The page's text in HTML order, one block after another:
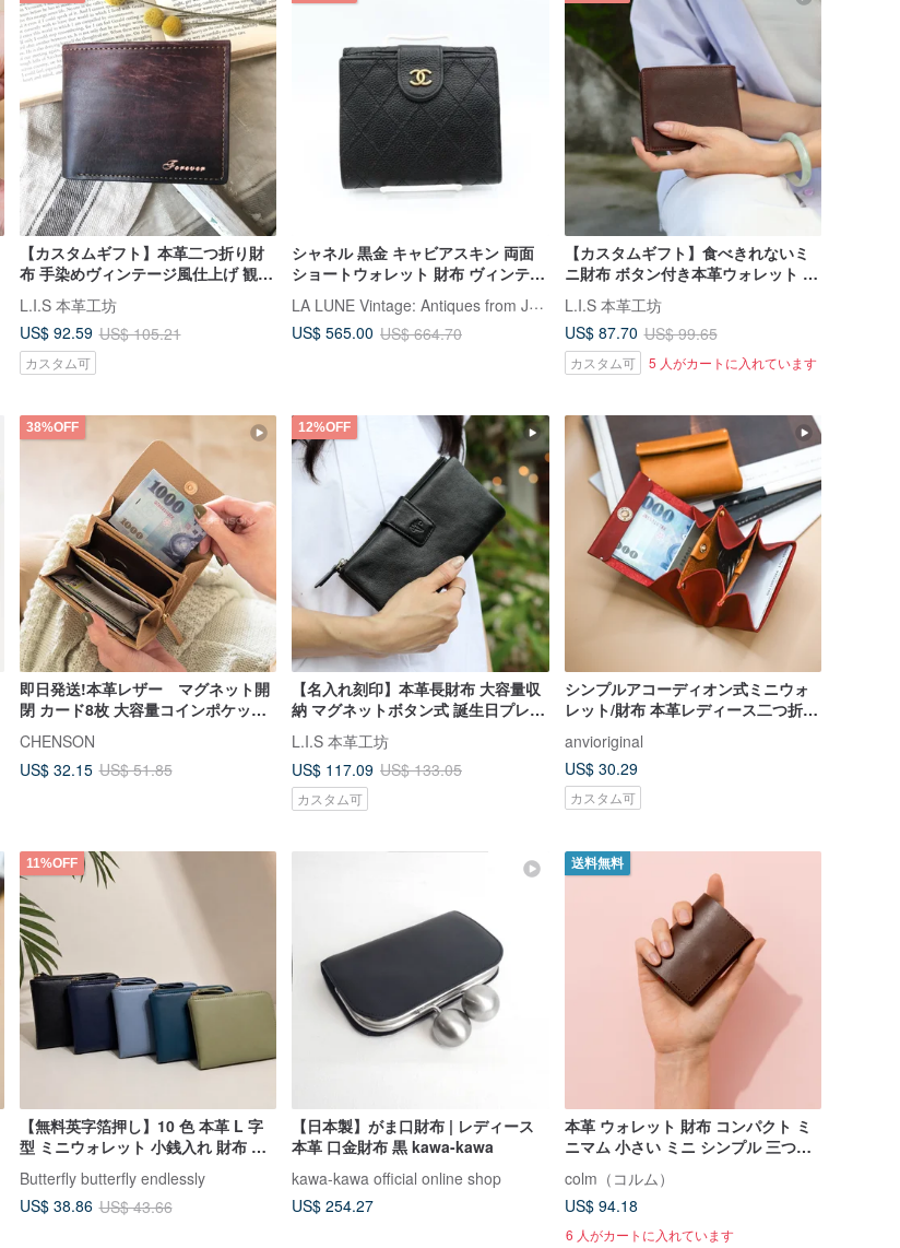
【カスタムギフト】本革二つ折り財
布 手染めヴィンテージ風仕上げ 観音
開きデザイン 父の日ギフト
L.I.S 本革工坊
US$ 92.59 US$ 105.21
カスタム可
シャネル 黒金 キャビアスキン 両面
ショートウォレット 財布 ヴィンテー
ジバッグ アンティークバッグ セカン
ドバッグ
LA LUNE Vintage: Antiques from Japan
US$ 565.00 US$ 664.70
【カスタムギフト】食べきれないミ
ニ財布 ボタン付き本革ウォレット 3
色 誕生日プレゼント 父の日ギフト
L.I.S 本革工坊
US$ 87.70 US$ 99.65
カスタム可 5 人がカートに入れています
38%OFF
即日発送!本革レザー マグネット開
閉 カード8枚 大容量コインポケット
財布 CHENSON W26255
CHENSON
US$ 32.15 US$ 51.85
12%OFF
【名入れ刻印】本革長財布 大容量収
納 マグネットボタン式 誕生日プレゼ
ント 父の日ギフト
L.I.S 本革工坊
US$ 117.09 US$ 133.05
カスタム可
シンプルアコーディオン式ミニウォ
レット/財布 本革レディース二つ折り
財布 名入れ箔押し/型押し可能 新色
登場
anvioriginal
US$ 30.29
カスタム可
11%OFF
【無料英字箔押し】10 色 本革 L 字
型 ミニウォレット 小銭入れ 財布 卒
Butterfly butterfly endlessly
US$ 38.86 US$ 43.66
【日本製】がま口財布 | レディース
本革 口金財布 黒 kawa-kawa
kawa-kawa official online shop
US$ 254.27
送料無料
本革 ウォレット 財布 コンパクト ミ
ニマム 小さい ミニ シンプル 三つ折
ンニンレザー
colm（コルム）
US$ 94.18
6 人がカートに入れています